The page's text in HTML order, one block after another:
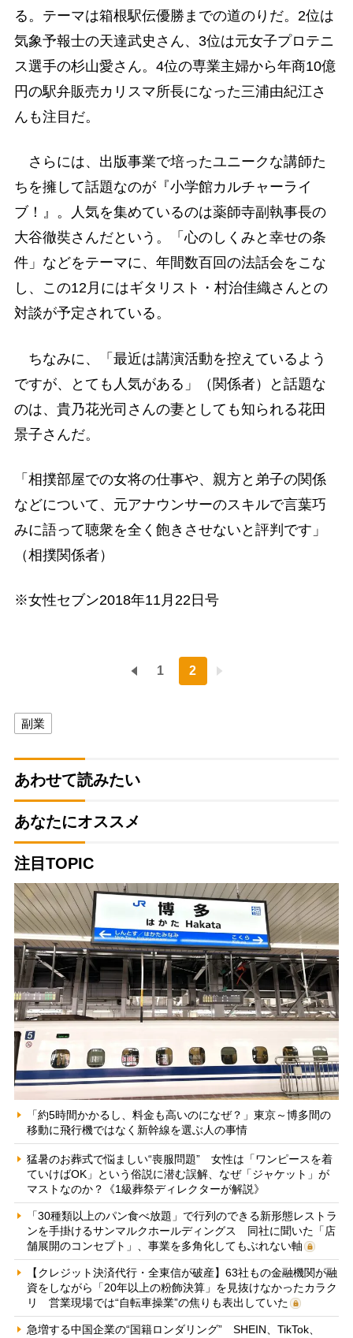
る。テーマは箱根駅伝優勝までの道のりだ。2位は
気象予報士の天達武史さん、3位は元女子プロテニ
ス選手の杉山愛さん。4位の専業主婦から年商10億
円の駅弁販売カリスマ所長になった三浦由紀江さ
んも注目だ。
さらには、出版事業で培ったユニークな講師た
ちを擁して話題なのが『小学館カルチャーライ
ブ！』。人気を集めているのは薬師寺副執事長の
大谷徹奘さんだという。「心のしくみと幸せの条
件」などをテーマに、年間数百回の法話会をこな
し、この12月にはギタリスト・村治佳織さんとの
対談が予定されている。
ちなみに、「最近は講演活動を控えているよう
ですが、とても人気がある」（関係者）と話題な
のは、貴乃花光司さんの妻としても知られる花田
景子さんだ。
「相撲部屋での女将の仕事や、親方と弟子の関係
などについて、元アナウンサーのスキルで言葉巧
みに語って聴衆を全く飽きさせないと評判です」
（相撲関係者）
※女性セブン2018年11月22日号
1 2
副業
あわせて読みたい
あなたにオススメ
注目TOPIC
「約5時間かかるし、料金も高いのになぜ？」東京～博多間の
移動に飛行機ではなく新幹線を選ぶ人の事情
猛暑のお葬式で悩ましい“喪服問題” 女性は「ワンピースを着
ていけばOK」という俗説に潜む誤解、なぜ「ジャケット」が
マストなのか？《1級葬祭ディレクターが解説》
「30種類以上のパン食べ放題」で行列のできる新形態レストラ
ンを手掛けるサンマルクホールディングス 同社に聞いた「店
舗展開のコンセプト」、事業を多角化してもぶれない軸
【クレジット決済代行・全東信が破産】63社もの金融機関が融
資をしながら「20年以上の粉飾決算」を見抜けなかったカラク
リ 営業現場では“自転車操業”の焦りも表出していた
急増する中国企業の“国籍ロンダリング” SHEIN、TikTok、